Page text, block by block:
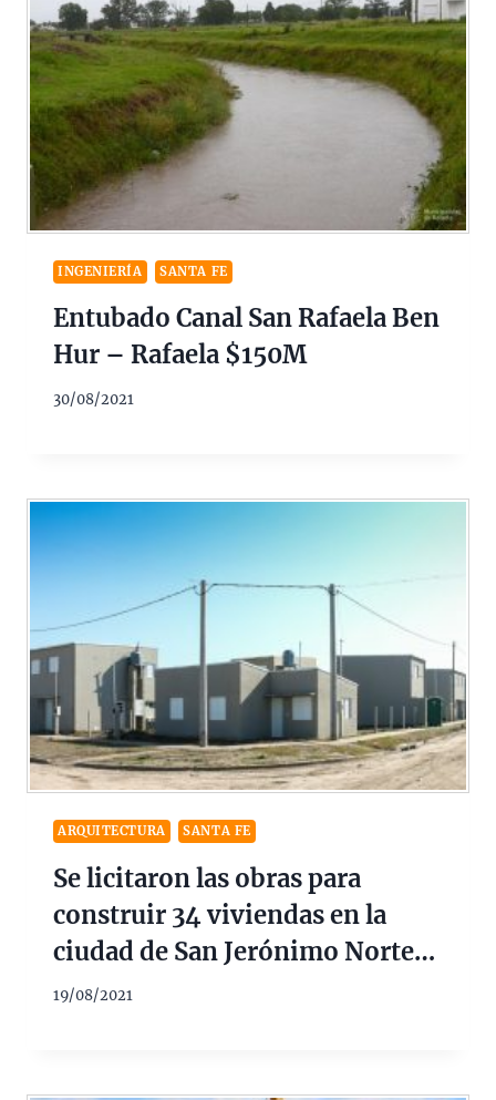
INGENIERÍA SANTA FE
Entubado Canal San Rafaela Ben
Hur – Rafaela $150M
30/08/2021
ARQUITECTURA SANTA FE
Se licitaron las obras para
construir 34 viviendas en la
ciudad de San Jerónimo Norte
$140M
19/08/2021